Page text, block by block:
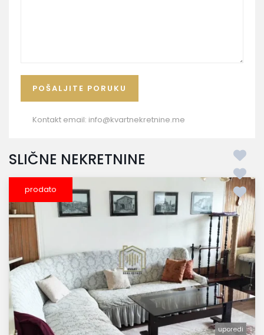
Kontakt email: info@kvartnekretnine.me
SLIČNE NEKRETNINE
prodato
uporedi